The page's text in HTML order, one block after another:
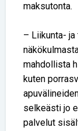
maksutonta.
– Liikunta-
mahdollista
kuten
selkeästi jo
palvelut